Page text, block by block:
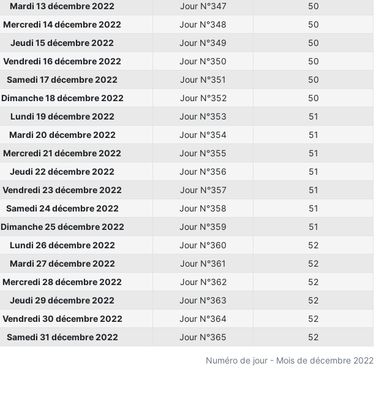
Numéro de jour - Mois de décembre 2022
Mardi 13 décembre 2022
Jour N°347
50
Mercredi 14 décembre 2022
Jour N°348
50
Jeudi 15 décembre 2022
Jour N°349
50
Vendredi 16 décembre 2022
Jour N°350
50
Samedi 17 décembre 2022
Jour N°351
50
Dimanche 18 décembre 2022
Jour N°352
50
Lundi 19 décembre 2022
Jour N°353
51
Mardi 20 décembre 2022
Jour N°354
51
Mercredi 21 décembre 2022
Jour N°355
51
Jeudi 22 décembre 2022
Jour N°356
51
Vendredi 23 décembre 2022
Jour N°357
51
Samedi 24 décembre 2022
Jour N°358
51
Dimanche 25 décembre 2022
Jour N°359
51
Lundi 26 décembre 2022
Jour N°360
52
Mardi 27 décembre 2022
Jour N°361
52
Mercredi 28 décembre 2022
Jour N°362
52
Jeudi 29 décembre 2022
Jour N°363
52
Vendredi 30 décembre 2022
Jour N°364
52
Samedi 31 décembre 2022
Jour N°365 52